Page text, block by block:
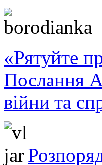
«Рятуйте
Послання
війни та